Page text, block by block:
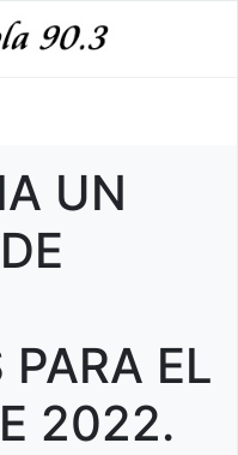
UN
PARA EL
2022.